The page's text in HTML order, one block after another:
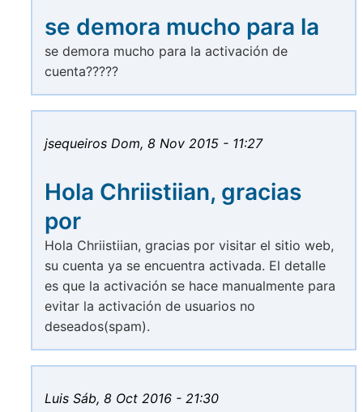
se demora mucho para la
se demora mucho para la activación de
cuenta?????
jsequeiros Dom, 8 Nov 2015 - 11:27
Hola Chriistiian, gracias
por
Hola Chriistiian, gracias por visitar el sitio web,
su cuenta ya se encuentra activada. El detalle
es que la activación se hace manualmente para
evitar la activación de usuarios no
deseados(spam).
Luis Sáb, 8 Oct 2016 - 21:30